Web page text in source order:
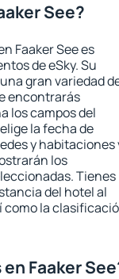
See?
Faaker See es
de eSky. Su
gran variedad
encontrarás
los campos del
la fecha de
y habitaciones
los
Tienes
del hotel al
como la
Faaker